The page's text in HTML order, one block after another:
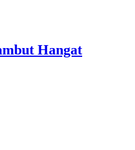
Hangat